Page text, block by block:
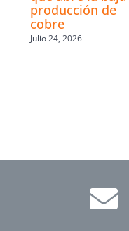
producción de
cobre
Julio 24, 2026